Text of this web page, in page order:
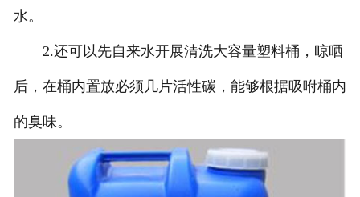
水。
2.还可以先自来水开展清洗大容量塑料桶，晾晒
后，在桶内置放必须几片活性碳，能够根据吸咐桶内
的臭味。